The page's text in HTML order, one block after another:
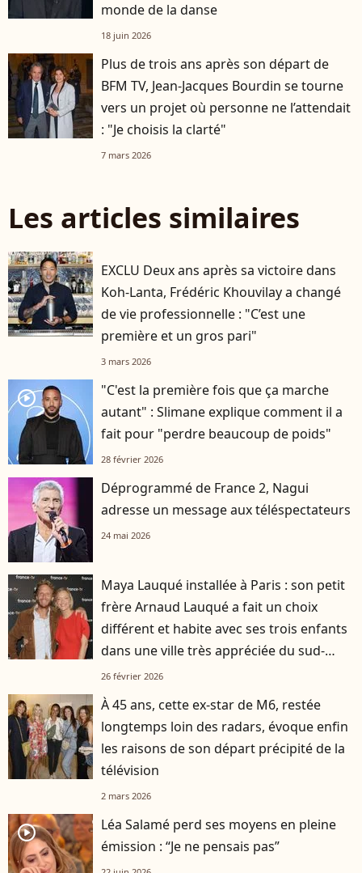
monde de la danse
18 juin 2026
Plus de trois ans après son départ de
BFM TV, Jean-Jacques Bourdin se tourne
vers un projet où personne ne l’attendait
: "Je choisis la clarté"
7 mars 2026
Les articles similaires
EXCLU Deux ans après sa victoire dans
Koh-Lanta, Frédéric Khouvilay a changé
de vie professionnelle : "C’est une
première et un gros pari"
3 mars 2026
player2
"C'est la première fois que ça marche
autant" : Slimane explique comment il a
fait pour "perdre beaucoup de poids"
28 février 2026
Déprogrammé de France 2, Nagui
adresse un message aux téléspectateurs
24 mai 2026
Maya Lauqué installée à Paris : son petit
frère Arnaud Lauqué a fait un choix
différent et habite avec ses trois enfants
dans une ville très appréciée du sud-
ouest
26 février 2026
À 45 ans, cette ex-star de M6, restée
longtemps loin des radars, évoque enfin
les raisons de son départ précipité de la
télévision
2 mars 2026
player2
Léa Salamé perd ses moyens en pleine
émission : “Je ne pensais pas”